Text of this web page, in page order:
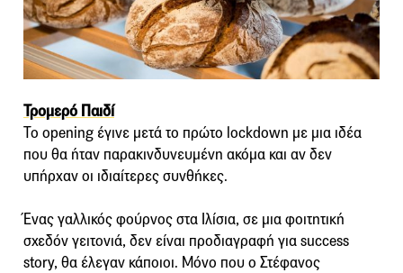
Τρομερό Παιδί
Το οpening έγινε μετά το πρώτο lockdown με μια ιδέα
που θα ήταν παρακινδυνευμένη ακόμα και αν δεν
υπήρχαν οι ιδιαίτερες συνθήκες.
Ένας γαλλικός φούρνος στα Ιλίσια, σε μια φοιτητική
σχεδόν γειτονιά, δεν είναι προδιαγραφή για success
story, θα έλεγαν κάποιοι. Μόνο που ο Στέφανος